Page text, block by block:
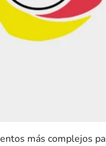
más complejos